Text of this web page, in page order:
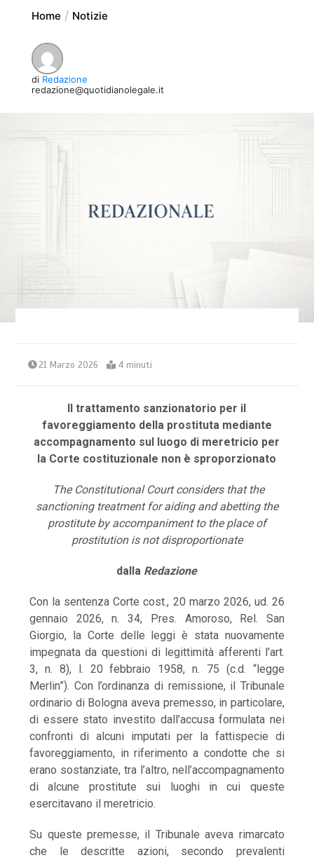
Home Notizie
di Redazione
redazione@quotidianolegale.it
21 Marzo 2026 4 minuti
Il trattamento sanzionatorio per il
favoreggiamento della prostituta mediante
accompagnamento sul luogo di meretricio per
la Corte costituzionale non è sproporzionato
The Constitutional Court considers that the
sanctioning treatment for aiding and abetting the
prostitute by accompaniment to the place of
prostitution is not disproportionate
dalla Redazione
Con la sentenza Corte cost., 20 marzo 2026, ud. 26
gennaio 2026, n. 34, Pres. Amoroso, Rel. San
Giorgio, la Corte delle leggi è stata nuovamente
impegnata da questioni di legittimità afferenti l’art.
3, n. 8), l. 20 febbraio 1958, n. 75 (c.d. “legge
Merlin”). Con l’ordinanza di remissione, il Tribunale
ordinario di Bologna aveva premesso, in particolare,
di essere stato investito dall’accusa formulata nei
confronti di alcuni imputati per la fattispecie di
favoreggiamento, in riferimento a condotte che si
erano sostanziate, tra l’altro, nell’accompagnamento
di alcune prostitute sui luoghi in cui queste
esercitavano il meretricio.
Su queste premesse, il Tribunale aveva rimarcato
che le descritte azioni, secondo prevalenti